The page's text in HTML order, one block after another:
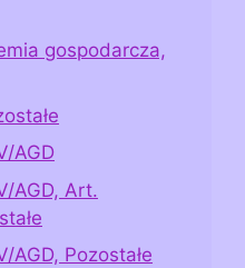
gospodarcza,
AGD
AGD, Art.
AGD, Pozostałe